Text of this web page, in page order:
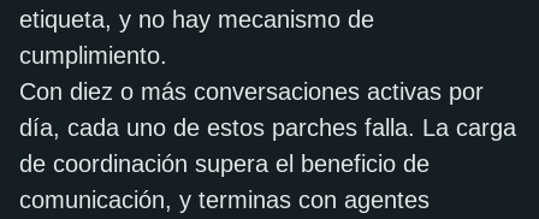
etiqueta, y no hay mecanismo de
cumplimiento.
Con diez o más conversaciones activas por
día, cada uno de estos parches falla. La carga
de coordinación supera el beneficio de
comunicación, y terminas con agentes